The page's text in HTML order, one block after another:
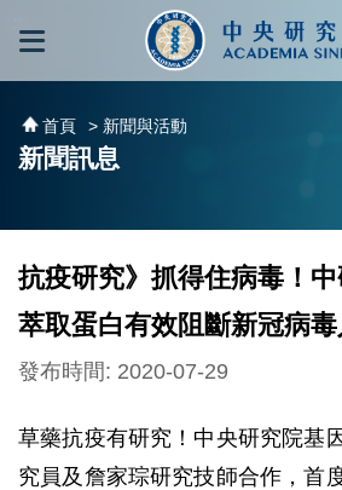
跳到主要內容區塊
首頁 > 新聞與活動
新聞訊息
抗疫研究》抓得住病毒！
萃取蛋白有效阻斷新冠病
發布時間: 2020-07-29
草藥抗疫有研究！中央研究院基
究員及詹家琮研究技師合作，首